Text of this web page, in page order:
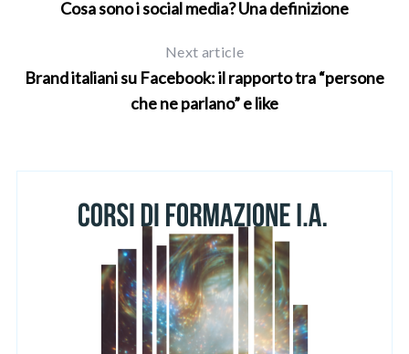
Cosa sono i social media? Una definizione
Next article
Brand italiani su Facebook: il rapporto tra “persone
che ne parlano” e like